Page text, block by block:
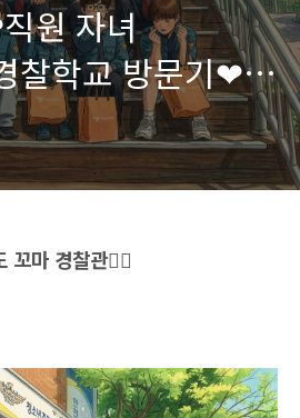
원 자녀
찰학교 방문기❤
꼬마 경찰관👮‍♂️